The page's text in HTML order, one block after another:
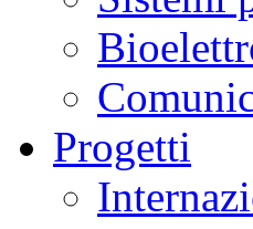
Progetti